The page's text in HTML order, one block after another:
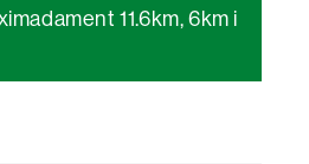
11.6km, 6km i